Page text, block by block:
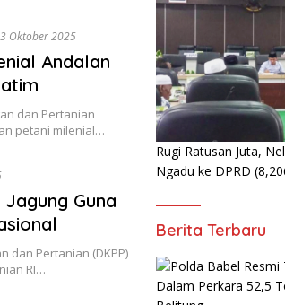
Oktober 2025
Andalan
dan Pertanian
petani milenial…
Guna
dan Pertanian (DKPP)
RI…
Rugi Ratusan Juta,
Ngadu ke DPRD
Berita Terbaru